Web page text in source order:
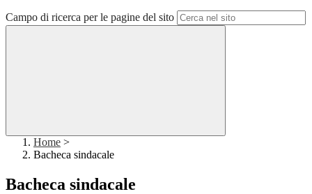
Campo di ricerca per le pagine del sito
Home >
Bacheca sindacale
Bacheca sindacale